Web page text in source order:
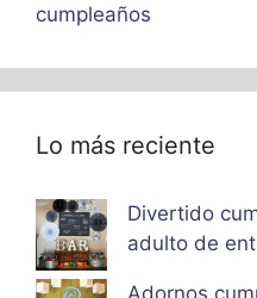
cumpleaños
Lo más reciente
Divertido
adulto de
Adornos